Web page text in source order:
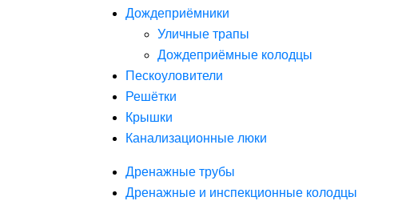
Дождеприёмники
Уличные трапы
Дождеприёмные колодцы
Пескоуловители
Решётки
Крышки
Канализационные люки
Дренажные трубы
Дренажные и инспекционные колодцы